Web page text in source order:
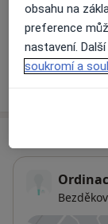
Informace o
Tento
obsahu na
preference
nastavení.
soukromí a